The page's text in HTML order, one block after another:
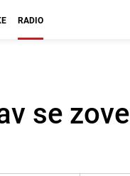
RADIO
se zove